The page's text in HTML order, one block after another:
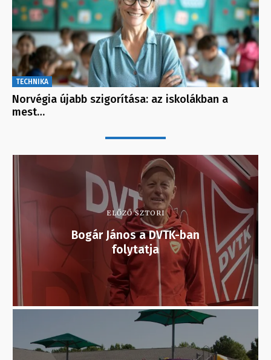
TECHNIKA
Norvégia újabb szigorítása: az iskolákban a
mest…
ELŐZŐ SZTORI
Bogár János a DVTK-ban
folytatja